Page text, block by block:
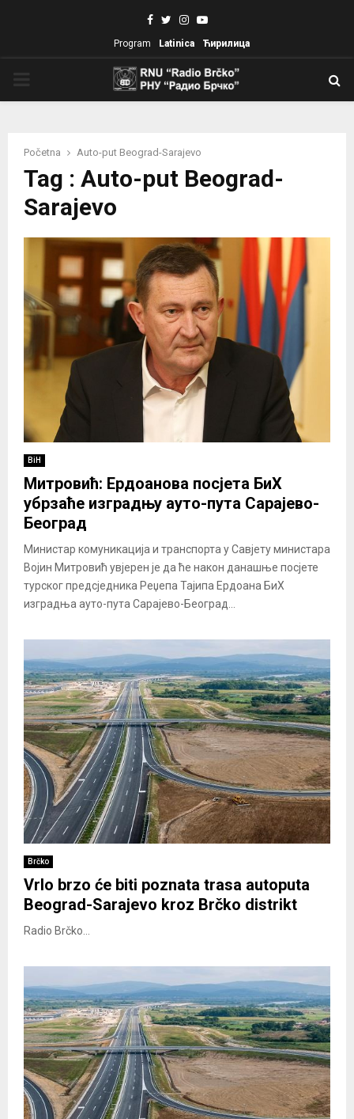
Facebook
TwitterInstagram
Youtube
Program Latinica Ћирилица
Početna Auto-put Beograd-Sarajevo
Tag : Auto-put Beograd-
Sarajevo
BiH
Митровић: Ердоанова посјета БиХ
убрзаће изградњу ауто-пута Сарајево-
Београд
Министар комуникација и транспорта у Савјету министара
Војин Митровић увјерен је да ће након данашње посјете
турског предсједника Реџепа Тајипа Ердоана БиХ
изградња ауто-пута Сарајево-Београд...
Brčko
Vrlo brzo će biti poznata trasa autoputa
Beograd-Sarajevo kroz Brčko distrikt
Radio Brčko...